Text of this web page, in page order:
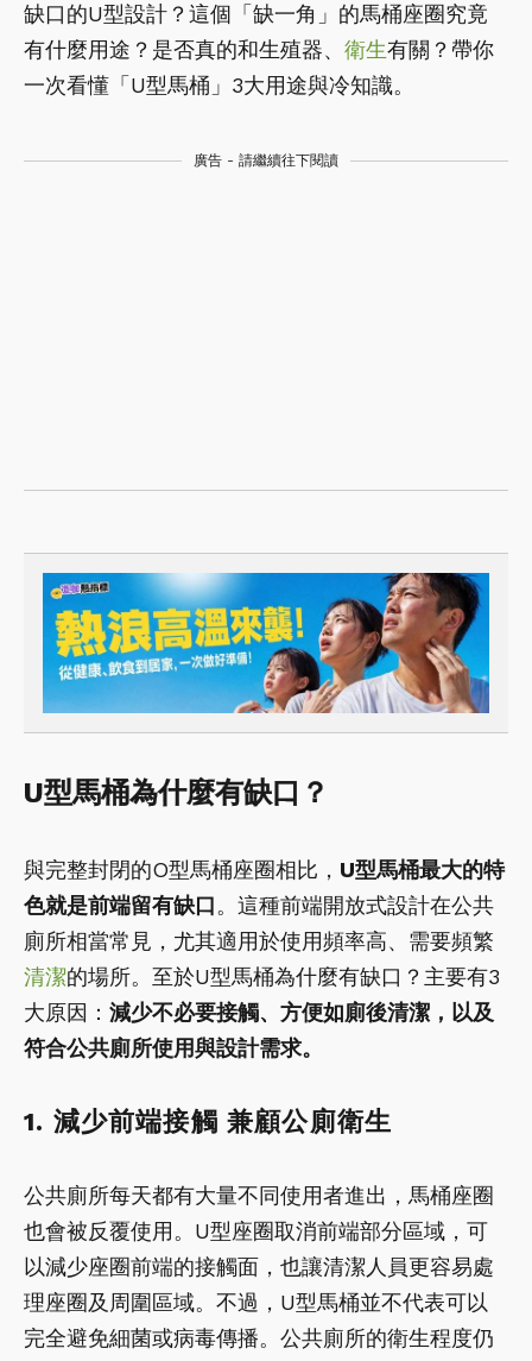
缺口的U型設計？這個「缺一角」的馬桶座圈究竟
有什麼用途？是否真的和生殖器、 衛生有關？帶你
一次看懂「U型馬桶」3大用途與冷知識。
廣告 - 請繼續往下閱讀
U型馬桶為什麼有缺口？
與完整封閉的O型馬桶座圈相比， U型馬桶最大的特
色就是前端留有缺口。這種前端開放式設計在公共
廁所相當常見，尤其適用於使用頻率高、需要頻繁
清潔的場所。至於U型馬桶為什麼有缺口？主要有3
大原因： 減少不必要接觸、方便如廁後清潔，以及
符合公共廁所使用與設計需求。
1. 減少前端接觸 兼顧公廁衛生
公共廁所每天都有大量不同使用者進出，馬桶座圈
也會被反覆使用。U型座圈取消前端部分區域，可
以減少座圈前端的接觸面，也讓清潔人員更容易處
理座圈及周圍區域。不過，U型馬桶並不代表可以
完全避免細菌或病毒傳播。公共廁所的衛生程度仍